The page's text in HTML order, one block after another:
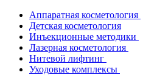
Аппаратная косметология
Детская косметология
Инъекционные методики
Лазерная косметология
Нитевой лифтинг
Уходовые комплексы